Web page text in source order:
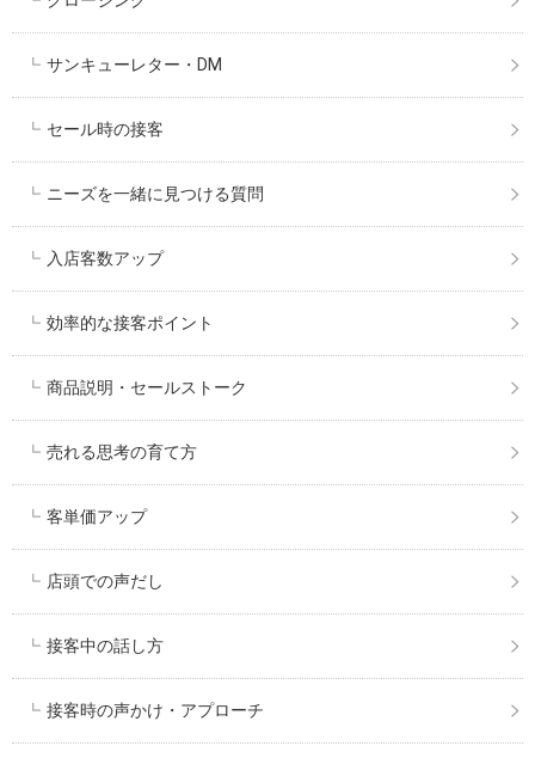
サンキューレター・DM
セール時の接客
ニーズを一緒に見つける質問
入店客数アップ
効率的な接客ポイント
商品説明・セールストーク
売れる思考の育て方
客単価アップ
店頭での声だし
接客中の話し方
接客時の声かけ・アプローチ